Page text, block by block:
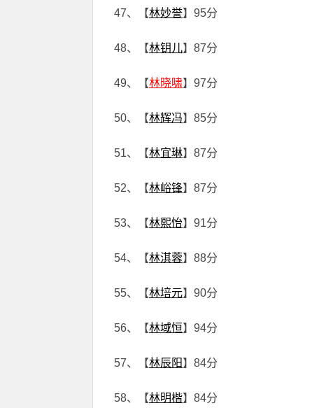
47、【林妙誉】95分
48、【林钥儿】87分
49、【林晓啸】97分
50、【林辉冯】85分
51、【林宜琳】87分
52、【林峪锋】87分
53、【林熙怡】91分
54、【林淇蓉】88分
55、【林培元】90分
56、【林域恒】94分
57、【林辰阳】84分
58、【林明楷】84分